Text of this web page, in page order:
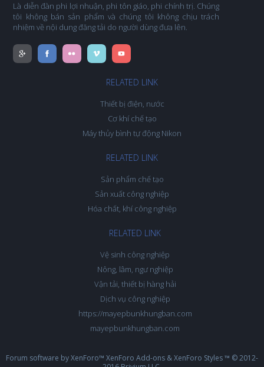
Là diễn đàn phi lợi nhuận, phi tôn giáo, phi chính trị. Chúng
tôi không bán sản phẩm và chúng tôi không chịu trách
nhiệm về nội dung đăng tải do người dùng đưa lên.
RELATED LINK
Thiết bị điện, nước
Cơ khí chế tạo
Máy thủy bình tự động Nikon
RELATED LINK
Sản phẩm chế tạo
Sản xuất công nghiệp
Hóa chất, khí công nghiệp
RELATED LINK
Vệ sinh công nghiệp
Nông, lâm, ngư nghiệp
Vận tải, thiết bị hàng hải
Dịch vụ công nghiệp
https://mayepbunkhungban.com
mayepbunkhungban.com
Forum software by XenForo™ XenForo Add-ons &XenForo Styles™ © 2012-